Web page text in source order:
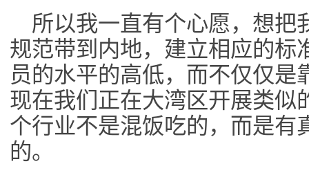
所以我一直有个心愿，想把
规范带到内地，建立相应的标
员的水平的高低，而不仅仅
现在我们正在大湾区开展类似
个行业不是混饭吃的，而是有
的。